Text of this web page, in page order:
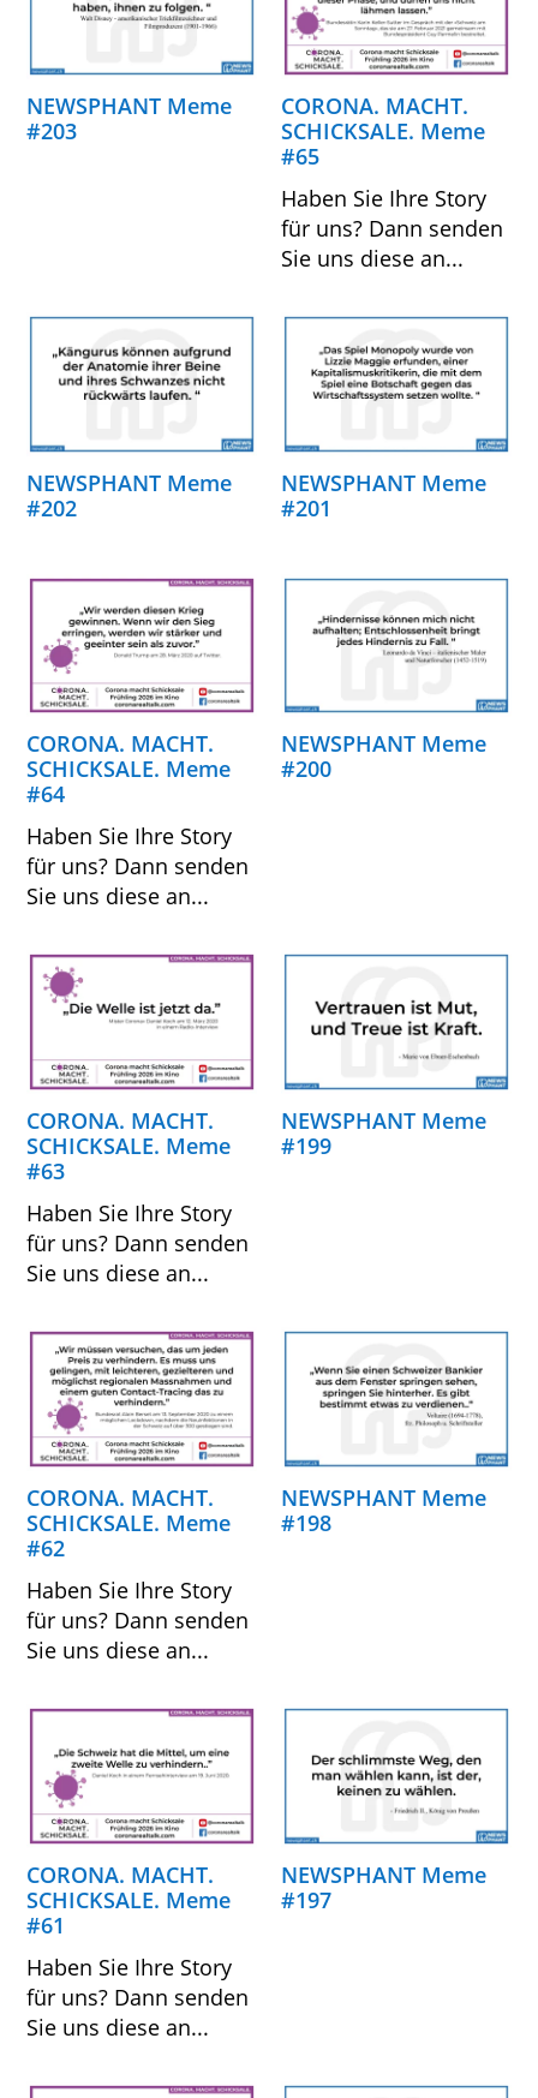
NEWSPHANT Meme
#203
CORONA. MACHT.
SCHICKSALE. Meme
#65
Haben Sie Ihre Story
für uns? Dann senden
Sie uns diese an...
NEWSPHANT Meme
#202
NEWSPHANT Meme
#201
CORONA. MACHT.
SCHICKSALE. Meme
#64
Haben Sie Ihre Story
für uns? Dann senden
Sie uns diese an...
NEWSPHANT Meme
#200
CORONA. MACHT.
SCHICKSALE. Meme
#63
Haben Sie Ihre Story
für uns? Dann senden
Sie uns diese an...
NEWSPHANT Meme
#199
CORONA. MACHT.
SCHICKSALE. Meme
#62
Haben Sie Ihre Story
für uns? Dann senden
Sie uns diese an...
NEWSPHANT Meme
#198
CORONA. MACHT.
SCHICKSALE. Meme
#61
Haben Sie Ihre Story
für uns? Dann senden
Sie uns diese an...
NEWSPHANT Meme
#197